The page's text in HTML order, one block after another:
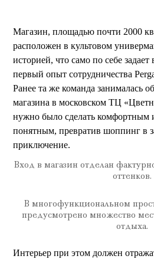
Магазин, площадью почти 2000
расположен в культовом
историей, что само по себе
первый опыт сотрудничества
Ранее та же команда занималась
магазина в московском ТЦ
нужно было сделать комфортным
понятным, превратив шоппинг в
приключение.
Вход в магазин отделан
оттенков.
В многофункциональном
предусмотрено множество
отдыха.
Интерьер при этом должен